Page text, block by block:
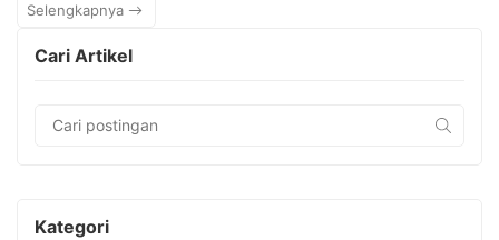
Selengkapnya
Cari Artikel
Kategori